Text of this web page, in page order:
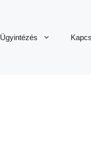
Ügyintézés